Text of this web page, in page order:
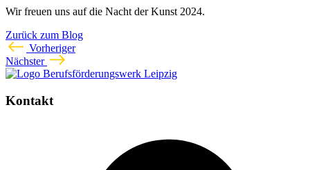
Wir freuen uns auf die Nacht der Kunst 2024.
Zurück zum Blog
Vorheriger
Nächster
Kontakt